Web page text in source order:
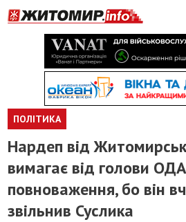
ПОЛІТИКА
Нардеп від
вимагає від голови
повноваження, бо він
звільнив Суслика